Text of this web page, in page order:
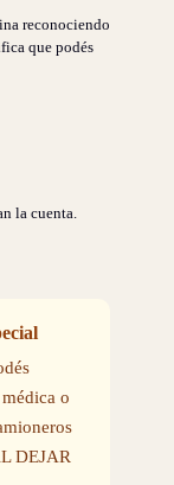
reconociendo
que podés
la cuenta.
o
DEJAR